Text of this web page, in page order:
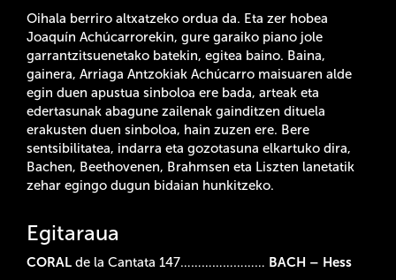
Oihala berriro altxatzeko ordua da. Eta zer hobea
Joaquín Achúcarrorekin, gure garaiko piano jole
garrantzitsuenetako batekin, egitea baino. Baina,
gainera, Arriaga Antzokiak Achúcarro maisuaren alde
egin duen apustua sinboloa ere bada, arteak eta
edertasunak abagune zailenak gainditzen dituela
erakusten duen sinboloa, hain zuzen ere. Bere
sentsibilitatea, indarra eta gozotasuna elkartuko dira,
Bachen, Beethovenen, Brahmsen eta Liszten lanetatik
zehar egingo dugun bidaian hunkitzeko.
Egitaraua
CORAL de la Cantata 147…………………… BACH – Hess